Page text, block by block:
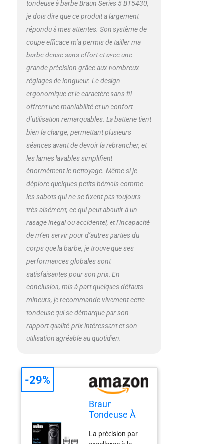
précises et à
couper la barbe de
façon régulière,
pour des finitions
Conçue pour durer
: cette tondeuse
pour hommes est
100 % étanche
pour un nettoyage
équipée d’une
puissante batterie
Li-Ion qui offre 100
minutes
d'autonomie, de
lames ultra
affûtées et est
fournie avec une
pochette zippée de
tondeuse à barbe Braun Series 5 BT5430,
je dois dire que ce produit a largement
répondu à mes attentes. Son système de
coupe efficace m’a permis de tailler ma
barbe dense sans effort et avec une
grande précision grâce aux nombreux
réglages de longueur. Le design
ergonomique et le caractère sans fil
offrent une maniabilité et un confort
d’utilisation remarquables. La batterie tient
bien la charge, permettant plusieurs
séances avant de devoir la rebrancher, et
les lames lavables simplifient
énormément le nettoyage. Même si je
déplore quelques petits bémols comme
les sabots qui ne se fixent pas toujours
très aisément, ce qui peut aboutir à un
rasage inégal ou accidentel, et l’incapacité
de m’en servir pour d’autres parties du
corps que la barbe, je trouve que ses
performances globales sont
satisfaisantes pour son prix. En
conclusion, mis à part quelques défauts
mineurs, je recommande vivement cette
tondeuse qui se démarque par son
rapport qualité-prix intéressant et son
utilisation agréable au quotidien.
Braun
Tondeuse À
BT5430,
La précision par
-29%